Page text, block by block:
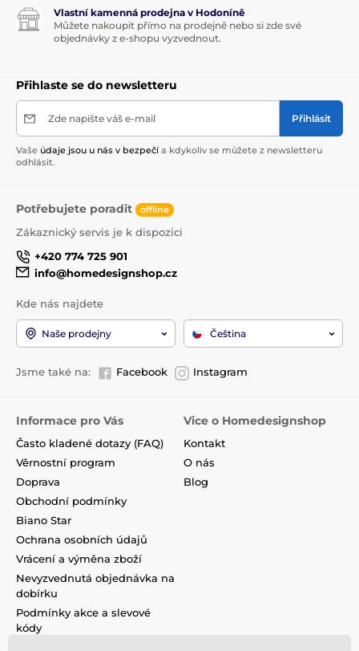
značky sahá až do roku1898, kdy francouzský lékárník
Maurice Berger vyrobil první katalytickou lampu
pro čištění nemocničních sálů.Lampa Berger
a dnes nabízí kromědekorativní funkce
jedinečné možnostičištění vzduchu a zároveň
i provonění domácností
mezinárodních úspěchů. Kvůli oblibě široké veřejnosti
exportuje do více než 50 světových zemí
Produkt je zařazen v kategoriích
Pro ženy
Maison Berger Paris
Vlastní kamenná prodejna v Hodoníně
Můžete nakoupit přímo na prodejně nebo si zde své
objednávky z e-shopu vyzvednout.
Přihlaste se do newsletteru
Zde napište váš e-mail Přihlásit
Vaše údaje jsou u nás v bezpečí a kdykoliv se můžete z newsletteru
odhlásit.
Potřebujete poradit offline
Zákaznický servis je k dispozici
+420 774 725 901
info@homedesignshop.cz
Kde nás najdete
Naše prodejny Čeština
Jsme také na: Facebook Instagram
Informace pro Vás
Často kladené dotazy (FAQ)
Věrnostní program
Doprava
Obchodní podmínky
Biano Star
Ochrana osobních údajů
Vrácení a výměna zboží
Nevyzvednutá objednávka na
dobírku
Podmínky akce a slevové
kódy
Vice o Homedesignshop
Kontakt
O nás
Blog